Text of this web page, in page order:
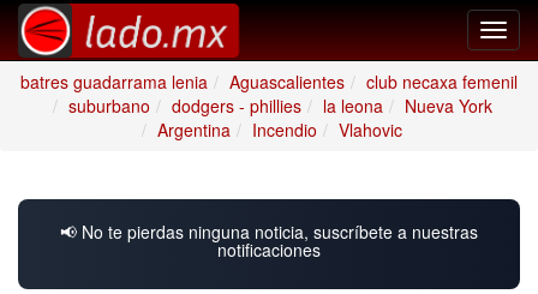
batres guadarrama lenia
Aguascalientes
club necaxa femenil
suburbano
dodgers - phillies la leona
Nueva York
Argentina
Incendio Vlahovic
📢 No te pierdas ninguna noticia, suscríbete a nuestras
notificaciones